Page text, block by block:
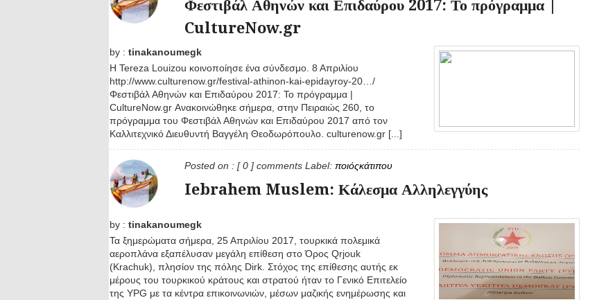
Φεστιβάλ Αθηνών και Επιδαύρου 2017: Το πρόγραμμα |
CultureNow.gr
by : tinakanoumegk
Η Tereza Louizou κοινοποίησε ένα σύνδεσμο. 8 Απριλίου
http://www.culturenow.gr/festival-athinon-kai-epidayroy-20…/
Φεστιβάλ Αθηνών και Επιδαύρου 2017: Το πρόγραμμα |
CultureNow.gr Ανακοινώθηκε σήμερα, στην Πειραιώς 260, το
πρόγραμμα του Φεστιβάλ Αθηνών και Επιδαύρου 2017 από τον
Καλλιτεχνικό Διευθυντή Βαγγέλη Θεοδωρόπουλο. culturenow.gr [...]
Posted on : [ 0 ] comments Label: ποιόςκάτιπου
Iebrahem Muslem: Κάλεσμα Αλληλεγγύης
by : tinakanoumegk
Τα ξημερώματα σήμερα, 25 Απριλίου 2017, τουρκικά πολεμικά
αεροπλάνα εξαπέλυσαν μεγάλη επίθεση στο Όρος Qrjouk
(Krachuk), πλησίον της πόλης Dirk. Στόχος της επίθεσης αυτής εκ
μέρους του τουρκικού κράτους και στρατού ήταν το Γενικό Επιτελείο
της YPG με τα κέντρα επικοινωνιών, μέσων μαζικής ενημέρωσης και